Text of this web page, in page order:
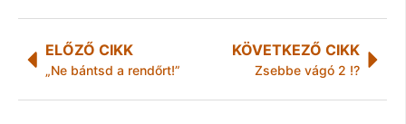
ELŐZŐ CIKK
„Ne bántsd a rendőrt!”
KÖVETKEZŐ CIKK
Zsebbe vágó 2 !?